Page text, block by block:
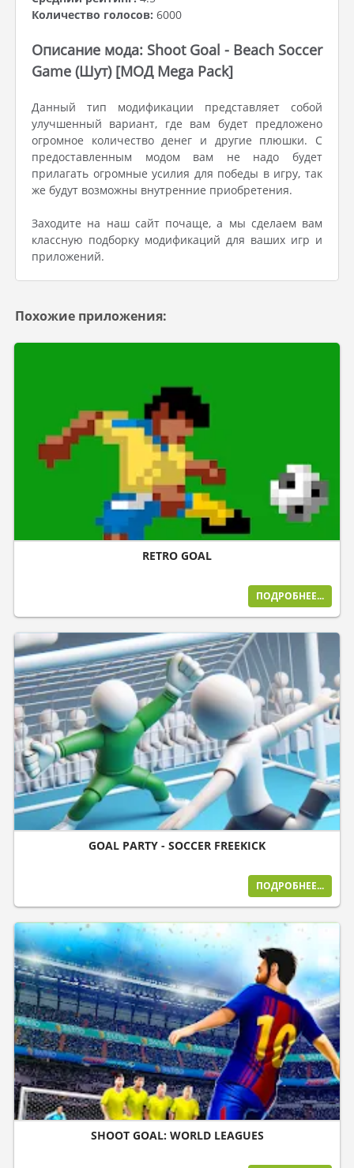
Количество голосов: 6000
Описание мода: Shoot Goal - Beach Soccer
Game (Шут) [МОД Mega Pack]
Данный тип модификации представляет собой
улучшенный вариант, где вам будет предложено
огромное количество денег и другие плюшки. С
предоставленным модом вам не надо будет
прилагать огромные усилия для победы в игру, так
же будут возможны внутренние приобретения.
Заходите на наш сайт почаще, а мы сделаем вам
классную подборку модификаций для ваших игр и
приложений.
Похожие приложения:
RETRO GOAL
ПОДРОБНЕЕ...
GOAL PARTY - SOCCER FREEKICK
ПОДРОБНЕЕ...
SHOOT GOAL: WORLD LEAGUES